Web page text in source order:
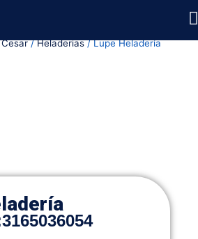
/Heladerias/ Lupe Heladería
3165036054